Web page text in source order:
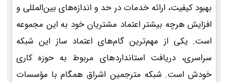
بهبود کیفیت، ارائه خدمات در حد و اندازه‌های بین‌المللی و
افزایش هرچه بیشتر اعتماد مشتریان خود به این مجموعه
است. یکی از مهم‌ترین گام‌های اعتماد ساز این شبکه
سراسری، دریافت استانداردهای مربوط به حوزه کاری
خودش است. شبکه مترجمین اشراق همگام با مؤسسات